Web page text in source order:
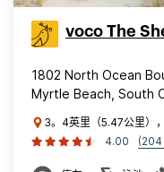
voco The
1802 North Ocean
Myrtle Beach, South
3。4英里（5.47公里）
4.00